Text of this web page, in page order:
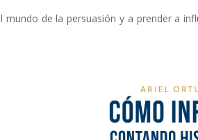
mundo de la persuasión y a prender a